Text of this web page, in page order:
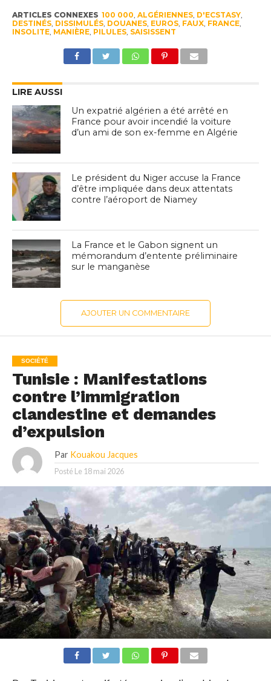
ARTICLES CONNEXES 100 000 ALGÉRIENNES, D'ECSTASY,
DESTINÉS, DISSIMULÉS, DOUANES, EUROS, FAUX, FRANCE,
INSOLITE, MANIÈRE, PILULES, SAISISSENT
LIRE AUSSI
Un expatrié algérien a été arrêté en
France pour avoir incendié la voiture
d’un ami de son ex-femme en Algérie
Le président du Niger accuse la France
d’être impliquée dans deux attentats
contre l’aéroport de Niamey
La France et le Gabon signent un
mémorandum d’entente préliminaire
sur le manganèse
AJOUTER UN COMMENTAIRE
SOCIÉTÉ
Tunisie : Manifestations
contre l’immigration
clandestine et demandes
d’expulsion
Par Kouakou Jacques
Posté Le 18 mai 2026